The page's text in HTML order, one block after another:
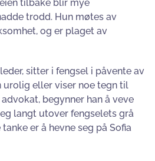
tilbake blir mye
trodd. Hun møtes av
og er plaget av
sitter i fengsel i påvente av
urolig eller viser noe tegn til
begynner han å veve
langt utover fengselets grå
er å hevne seg på Sofia